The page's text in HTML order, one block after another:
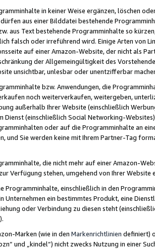
in keiner Weise ergänzen, löschen
aus einer Bilddatei bestehende
aus Text bestehende Programminhalte so
falsch oder irreführend wird. Einige Arten von
auf einer Amazon-Website, der nicht als
der Allgemeingültigkeit des
unsichtbar, unlesbar oder unentzifferbar
bzw. Anwendungen, die
noch weiterverkaufen, weitergeben,
außerhalb Ihrer Website (einschließlich
Dienst (einschließlich Social Networking-
oder auf die Programminhalte an
und Sie werden keine mit Ihrem Partner-Tag
die nicht mehr auf einer Amazon-
Verfügung stehen, umgehend von Ihrer
Programminhalte, einschließlich in den
Unternehmen ein bestimmtes Produkt, eine
oder Verbindung zu diesen steht
Marken (wie in den Markenrichtlinien definiert)
und „kindel“) nicht zwecks Nutzung in einer